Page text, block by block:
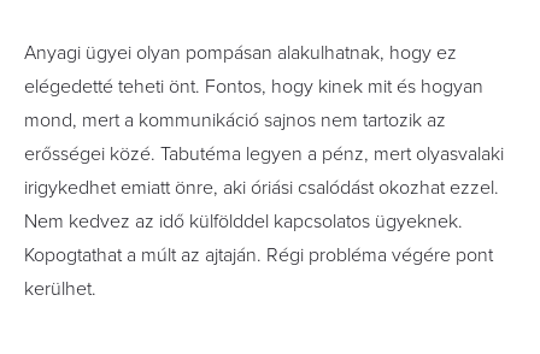
Anyagi ügyei olyan pompásan alakulhatnak, hogy ez
elégedetté teheti önt. Fontos, hogy kinek mit és hogyan
mond, mert a kommunikáció sajnos nem tartozik az
erősségei közé. Tabutéma legyen a pénz, mert olyasvalaki
irigykedhet emiatt önre, aki óriási csalódást okozhat ezzel.
Nem kedvez az idő külfölddel kapcsolatos ügyeknek.
Kopogtathat a múlt az ajtaján. Régi probléma végére pont
kerülhet.